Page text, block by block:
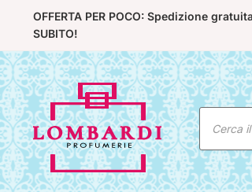
navigation
content
OFFERTA PER POCO: Spedizione
SUBITO!
Ricerca
prodotti